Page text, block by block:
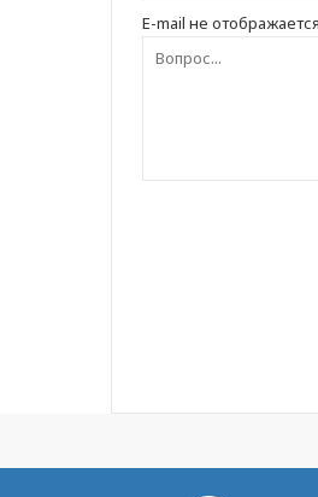
E-mail не